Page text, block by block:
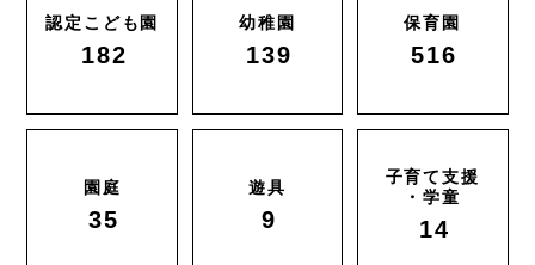
認定こども園
182
幼稚園
139
保育園
516
園庭
35
遊具
9
子育て支援
・学童
14